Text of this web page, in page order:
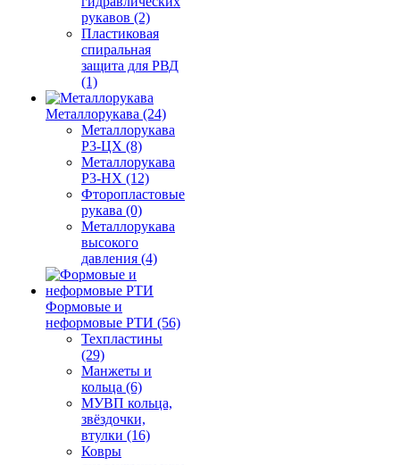
рукавов (2)
Пластиковая
спиральная
защита для РВД
(1)
Металлорукава (24)
Металлорукава
Р3-ЦХ (8)
Металлорукава
Р3-НХ (12)
Фторопластовые
рукава (0)
Металлорукава
высокого
давления (4)
Формовые и
неформовые РТИ (56)
Техпластины
(29)
Манжеты и
кольца (6)
МУВП кольца,
звёздочки,
втулки (16)
Ковры